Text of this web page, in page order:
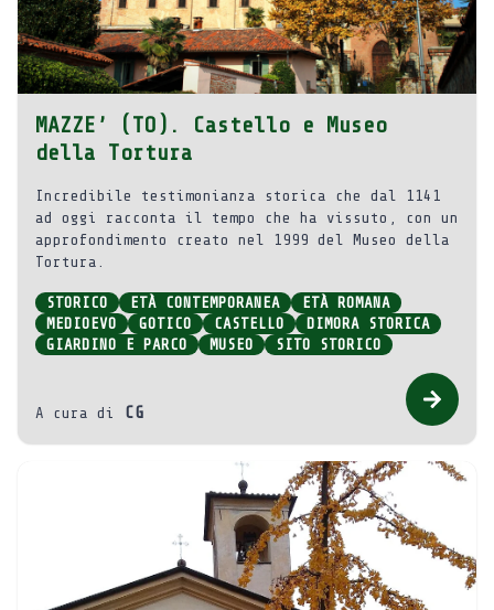
MAZZE’ (TO). Castello e Museo
della Tortura
Incredibile testimonianza storica che dal 1141
ad oggi racconta il tempo che ha vissuto, con un
approfondimento creato nel 1999 del Museo della
Tortura.
STORICO ETÀ CONTEMPORANEA
ETÀ ROMANA
MEDIOEVO
GOTICO CASTELLO
DIMORA STORICA
GIARDINO E PARCO
MUSEO SITO STORICO
A cura di CG